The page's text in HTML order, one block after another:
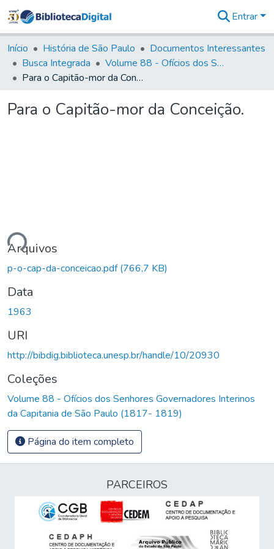
&
Coleções
Tudo na
Biblioteca
Estatísticas
Entrar
Início História de São Paulo
Documentos Interessantes
Busca Integrada
Volume 88 - Ofícios dos Senhores Governadores Interinos da Capitania de São Paulo (1817- 1819)
Para o Capitão-mor da Conceição.
Para o Capitão-mor da Conceição.
Arquivos
p-o-cap-da-conceicao.pdf(766,7 KB)
Data
1963
URI
http://bibdig.biblioteca.unesp.br/handle/10/20930
Coleções
Volume 88 - Ofícios dos Senhores Governadores Interinos
da Capitania de São Paulo (1817- 1819)
Página do item completo
PARCEIROS